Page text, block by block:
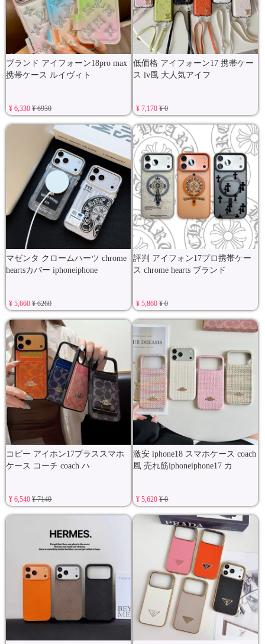
ブランド アイフォーン18pro max
携帯ケース ルイヴィト
¥ 6,330¥ 6930
低価格 アイフォーン17 携帯ケー
ス lv風 大人気アイフ
¥ 7,170¥ 0
マゼンタ クロームハーツ chrome
heartsカバー iphoneiphone
¥ 5,660¥ 6260
評判 アイフォン17プロ携帯ケー
ス chrome hearts ブランド
¥ 5,860¥ 0
コピー アイホン17プラススマホ
ケース コーチ coach ハ
¥ 6,540¥ 7140
激安 iphone18 スマホケース coach
風 売れ筋iphoneiphone17 カ
¥ 5,620¥ 0